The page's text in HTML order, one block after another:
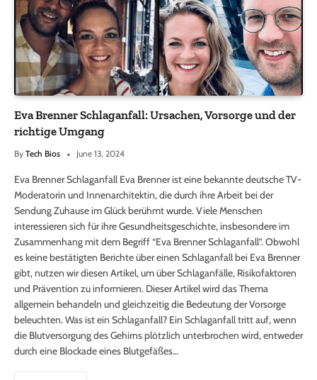
Eva Brenner Schlaganfall: Ursachen, Vorsorge und der
richtige Umgang
By Tech Bios June 13, 2024
Eva Brenner Schlaganfall Eva Brenner ist eine bekannte deutsche TV-
Moderatorin und Innenarchitektin, die durch ihre Arbeit bei der
Sendung Zuhause im Glück berühmt wurde. Viele Menschen
interessieren sich für ihre Gesundheitsgeschichte, insbesondere im
Zusammenhang mit dem Begriff “Eva Brenner Schlaganfall”. Obwohl
es keine bestätigten Berichte über einen Schlaganfall bei Eva Brenner
gibt, nutzen wir diesen Artikel, um über Schlaganfälle, Risikofaktoren
und Prävention zu informieren. Dieser Artikel wird das Thema
allgemein behandeln und gleichzeitig die Bedeutung der Vorsorge
beleuchten. Was ist ein Schlaganfall? Ein Schlaganfall tritt auf, wenn
die Blutversorgung des Gehirns plötzlich unterbrochen wird, entweder
durch eine Blockade eines Blutgefäßes…